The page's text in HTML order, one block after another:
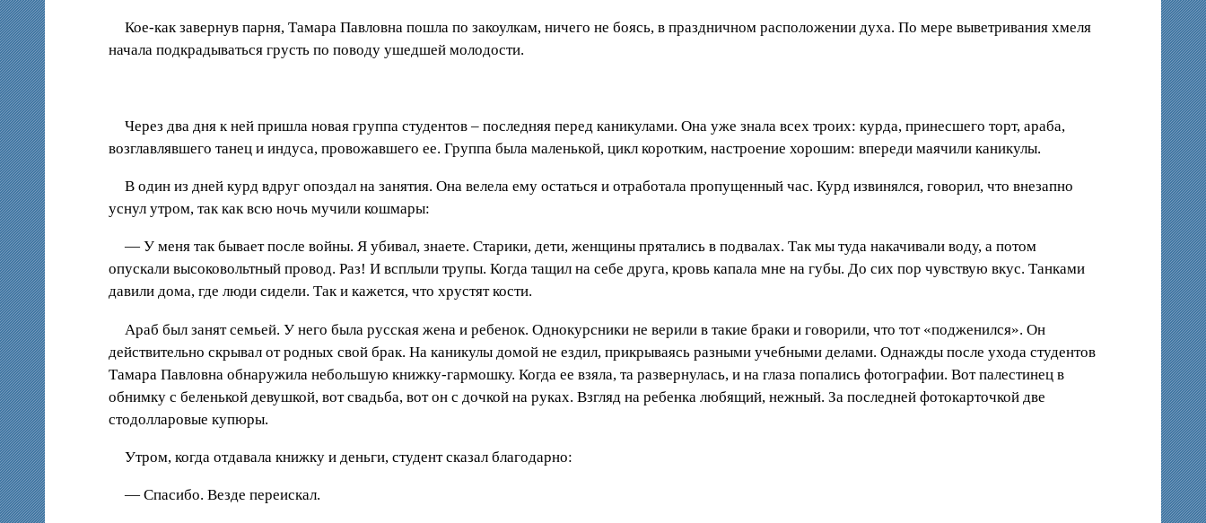
Кое-как завернув парня, Тамара Павловна пошла по закоулкам, ничего не боясь, в праздничном расположении духа. По мере выветривания хмеля
начала подкрадываться грусть по поводу ушедшей молодости.
Через два дня к ней пришла новая группа студентов – последняя перед каникулами. Она уже знала всех троих: курда, принесшего торт, араба,
возглавлявшего танец и индуса, провожавшего ее. Группа была маленькой, цикл коротким, настроение хорошим: впереди маячили каникулы.
В один из дней курд вдруг опоздал на занятия. Она велела ему остаться и отработала пропущенный час. Курд извинялся, говорил, что внезапно
уснул утром, так как всю ночь мучили кошмары:
— У меня так бывает после войны. Я убивал, знаете. Старики, дети, женщины прятались в подвалах. Так мы туда накачивали воду, а потом
опускали высоковольтный провод. Раз! И всплыли трупы. Когда тащил на себе друга, кровь капала мне на губы. До сих пор чувствую вкус. Танками
давили дома, где люди сидели. Так и кажется, что хрустят кости.
Араб был занят семьей. У него была русская жена и ребенок. Однокурсники не верили в такие браки и говорили, что тот «подженился». Он
действительно скрывал от родных свой брак. На каникулы домой не ездил, прикрываясь разными учебными делами. Однажды после ухода студентов
Тамара Павловна обнаружила небольшую книжку-гармошку. Когда ее взяла, та развернулась, и на глаза попались фотографии. Вот палестинец в
обнимку с беленькой девушкой, вот свадьба, вот он с дочкой на руках. Взгляд на ребенка любящий, нежный. За последней фотокарточкой две
стодолларовые купюры.
Утром, когда отдавала книжку и деньги, студент сказал благодарно:
— Спасибо. Везде переискал.